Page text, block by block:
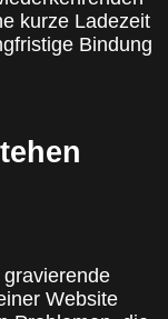
kurze Ladezeit
Bindung
gravierende
Website